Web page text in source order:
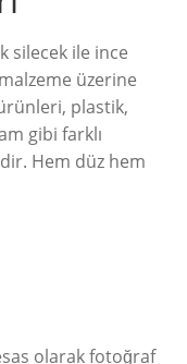
silecek ile ince
üzerine
ürünleri, plastik,
gibi farklı
Hem düz hem
olarak fotoğraf